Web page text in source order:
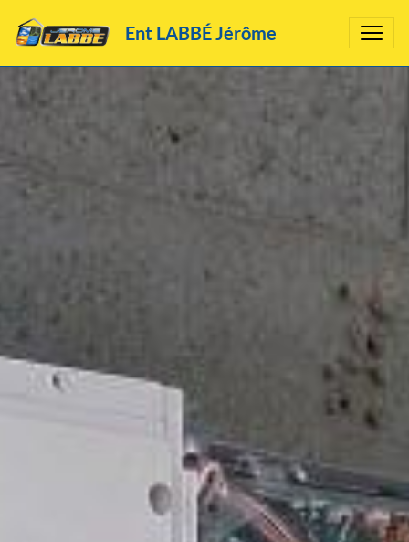
Ent LABBÉ Jérôme